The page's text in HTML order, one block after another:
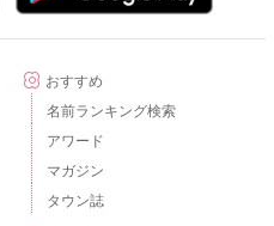
おすすめ
名前ランキング検索
アワード
マガジン
タウン誌